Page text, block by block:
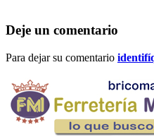
Deje un comentario
Para dejar su comentario